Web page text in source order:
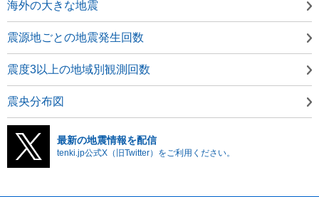
海外の大きな地震
震源地ごとの地震発生回数
震度3以上の地域別観測回数
震央分布図
最新の地震情報を配信
tenki.jp公式X（旧Twitter）をご利用ください。